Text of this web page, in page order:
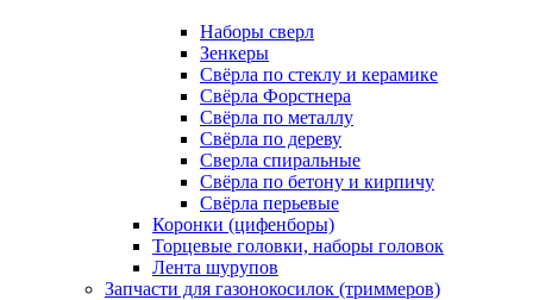
Наборы сверл
Зенкеры
Свёрла по стеклу и керамике
Свёрла Форстнера
Свёрла по металлу
Свёрла по дереву
Сверла спиральные
Свёрла по бетону и кирпичу
Свёрла перьевые
Коронки (цифенборы)
Торцевые головки, наборы головок
Лента шурупов
Запчасти для газонокосилок (триммеров)